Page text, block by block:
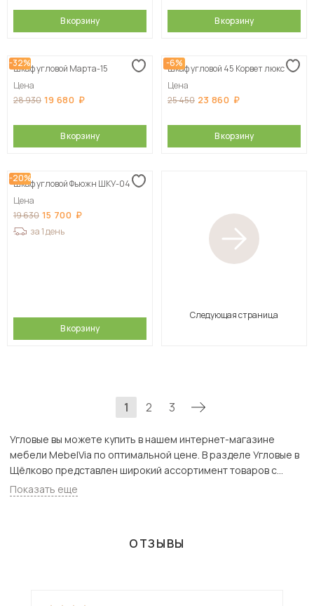
В корзину В корзину
-32%
Шкаф угловой Марта-15
Цена
28 930 19 680
В корзину
-6%
Шкаф угловой 45 Корвет люкс
Цена
25 450 23 860
В корзину
-20%
Шкаф угловой Фьюжн ШКУ-04
Цена
19 630 15 700
за 1 день
В корзину
Следующая страница
1 2 3
Угловые вы можете купить в нашем интернет-магазине
мебели MebelVia по оптимальной цене. В разделе Угловые в
Щёлково представлен широкий ассортимент товаров с
доставкой в Москве и Подмосковью, включая Щёлково.
Всего товаров в категории «Угловые» - 65 шт.
Показать еще
ОТЗЫВЫ